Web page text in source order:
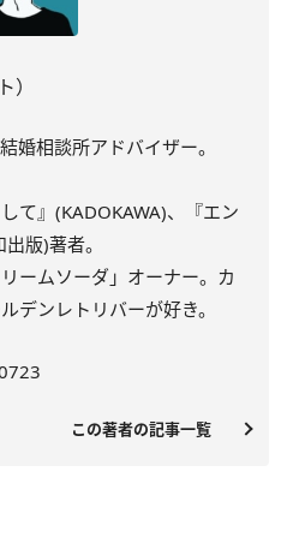
婚相談所アドバイザー。
て』(KADOKAWA)、『エン
版)著者。
ームソーダ」オーナー。カ
デンレトリバーが好き。
この著者の記事一覧